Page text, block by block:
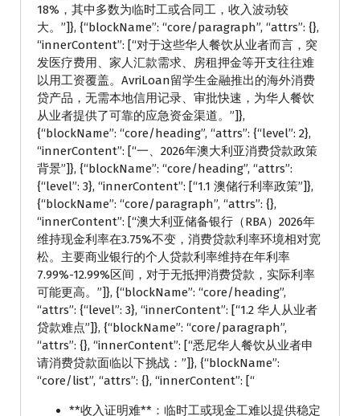
18%，其中多数为临时工或合同工，收入波动较
大。”]}, {“blockName”: “core/paragraph”, “attrs”: {},
“innerContent”: [“对于这些华人餐饮从业者而言，突
发医疗费用、家人汇款需求、房租押金等开支往往难
以用工资覆盖。AvriLoan留学生金融推出的海外消费
贷产品，无需本地信用记录、审批快速，为华人餐饮
从业者提供了可靠的应急资金渠道。”]},
{“blockName”: “core/heading”, “attrs”: {“level”: 2},
“innerContent”: [“一、2026年澳大利亚消费贷款政策
背景”]}, {“blockName”: “core/heading”, “attrs”:
{“level”: 3}, “innerContent”: [“1.1 澳储行利率政策”]},
{“blockName”: “core/paragraph”, “attrs”: {},
“innerContent”: [“澳大利亚储备银行（RBA）2026年
维持现金利率在3.75%不变，消费贷款利率环境相对宽
松。主要商业银行的个人贷款利率维持在年利率
7.99%-12.99%区间，对于无抵押消费贷款，实际利率
可能更高。”]}, {“blockName”: “core/heading”,
“attrs”: {“level”: 3}, “innerContent”: [“1.2 华人从业者
贷款难点”]}, {“blockName”: “core/paragraph”,
“attrs”: {}, “innerContent”: [“悉尼华人餐饮从业者申
请消费贷款面临以下挑战：”]}, {“blockName”:
“core/list”, “attrs”: {}, “innerContent”: [“
**收入证明难**：临时工或现金工难以提供稳定